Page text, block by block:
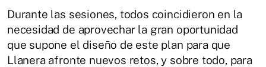
Durante las sesiones, todos coincidieron en la
necesidad de aprovechar la gran oportunidad
que supone el diseño de este plan para que
Llanera afronte nuevos retos, y sobre todo, para